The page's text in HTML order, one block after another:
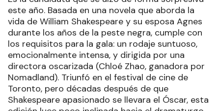
este año. Basada en una novela que aborda la
vida de William Shakespeare y su esposa Agnes
durante los años de la peste negra, cumple con
los requisitos para la gala: un rodaje suntuoso,
emocionalmente intensa, y dirigida por una
directora oscarizada (Chloé Zhao, ganadora por
Nomadland). Triunfó en el festival de cine de
Toronto, pero décadas después de que
Shakespeare apasionado se llevara el Óscar, esta